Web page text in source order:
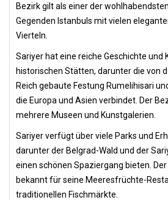
Bezirk gilt als einer der
Gegenden Istanbuls mit vielen
Vierteln.
Sariyer hat eine reiche Geschichte und
historischen Stätten, darunter die von
Reich gebaute Festung Rumelihisari
die Europa und Asien verbindet. Der
mehrere Museen und Kunstgalerien.
Sariyer verfügt über viele Parks und
darunter der Belgrad-Wald und der
einen schönen Spaziergang bieten.
bekannt für seine Meeresfrüchte-
traditionellen Fischmärkte.